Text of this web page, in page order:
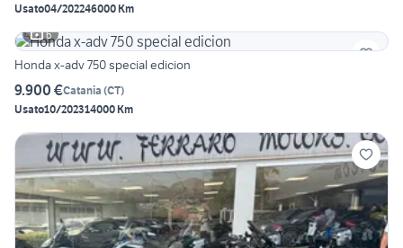
Usato04/202246000 Km
6
Honda x-adv 750 special edicion
9.900 €Catania (CT)
Usato10/202314000 Km